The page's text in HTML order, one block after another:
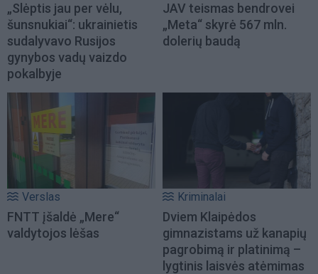
„Slėptis jau per vėlu,
šunsnukiai“: ukrainietis
sudalyvavo Rusijos
gynybos vadų vaizdo
pokalbyje
JAV teismas bendrovei
„Meta“ skyrė 567 mln.
dolerių baudą
Verslas
FNTT įšaldė „Mere“
valdytojos lėšas
Kriminalai
Dviem Klaipėdos
gimnazistams už kanapių
pagrobimą ir platinimą –
lygtinis laisvės atėmimas